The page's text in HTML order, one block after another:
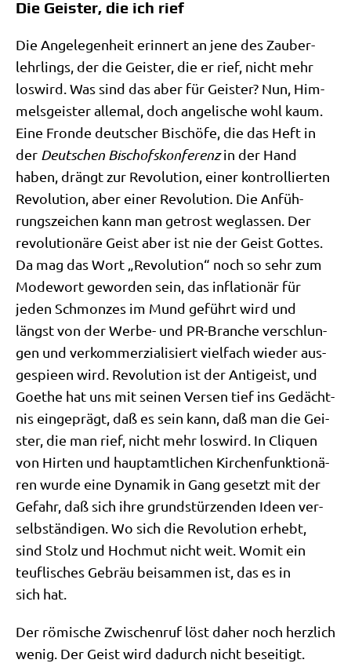
Die Geister, die ich rief
Die Ange­le­gen­heit erin­nert an jene des Zau­ber­
lehr­lings, der die Gei­ster, die er rief, nicht mehr
los­wird. Was sind das aber für Gei­ster? Nun, Him­
mels­gei­ster alle­mal, doch ange­li­sche wohl kaum.
Eine Fron­de deut­scher Bischö­fe, die das Heft in
der Deut­schen Bischofs­kon­fe­renzin der Hand
haben, drängt zur Revo­lu­ti­on, einer kon­trol­lier­ten
Revo­lu­ti­on, aber einer Revo­lu­ti­on. Die Anfüh­
rungs­zei­chen kann man getrost weg­las­sen. Der
revo­lu­tio­nä­re Geist aber ist nie der Geist Got­tes.
Da mag das Wort „Revo­lu­ti­on“ noch so sehr zum
Mode­wort gewor­den sein, das infla­tio­när für
jeden Schmon­zes im Mund geführt wird und
längst von der Wer­be- und PR-Bran­che ver­schlun­
gen und ver­kom­mer­zia­li­siert viel­fach wie­der aus­
ge­spie­en wird. Revo­lu­ti­on ist der Anti­geist, und
Goe­the hat uns mit sei­nen Ver­sen tief ins Gedächt­
nis ein­ge­prägt, daß es sein kann, daß man die Gei­
ster, die man rief, nicht mehr los­wird. In Cli­quen
von Hir­ten und haupt­amt­li­chen Kir­chen­funk­tio­nä­
ren wur­de eine Dyna­mik in Gang gesetzt mit der
Gefahr, daß sich ihre grund­stür­zen­den Ideen ver­
selb­stän­di­gen. Wo sich die Revo­lu­ti­on erhebt,
sind Stolz und Hoch­mut nicht weit. Womit ein
teuf­li­sches Gebräu bei­sam­men ist, das es in
sich hat.
Der römi­sche Zwi­schen­ruf löst daher noch herz­lich
wenig. Der Geist wird dadurch nicht besei­tigt.